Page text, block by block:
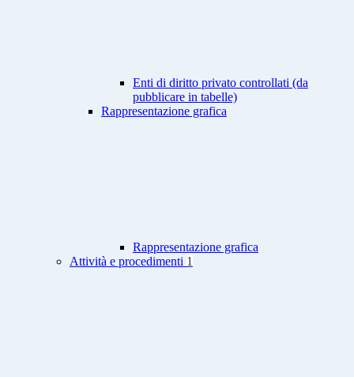
Enti di diritto privato controllati (da
pubblicare in tabelle)
Rappresentazione grafica
Rappresentazione grafica
Attività e procedimenti 1